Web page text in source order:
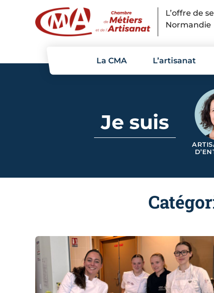
L’offre de
Normandie
La CMA L’artisanat
Je suis
Panneau de gestion des cookies